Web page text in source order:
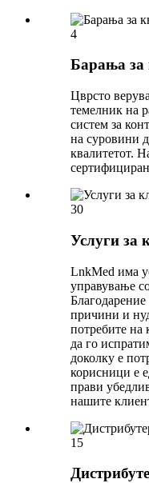
4
Барања за
Цврсто
темелник на
систем за
на суровини
квалитетот.
30
Услуги за
LnkMed има
управување
причини и
потребите на
да го
доколку е
корисници е
прави
нашите
15